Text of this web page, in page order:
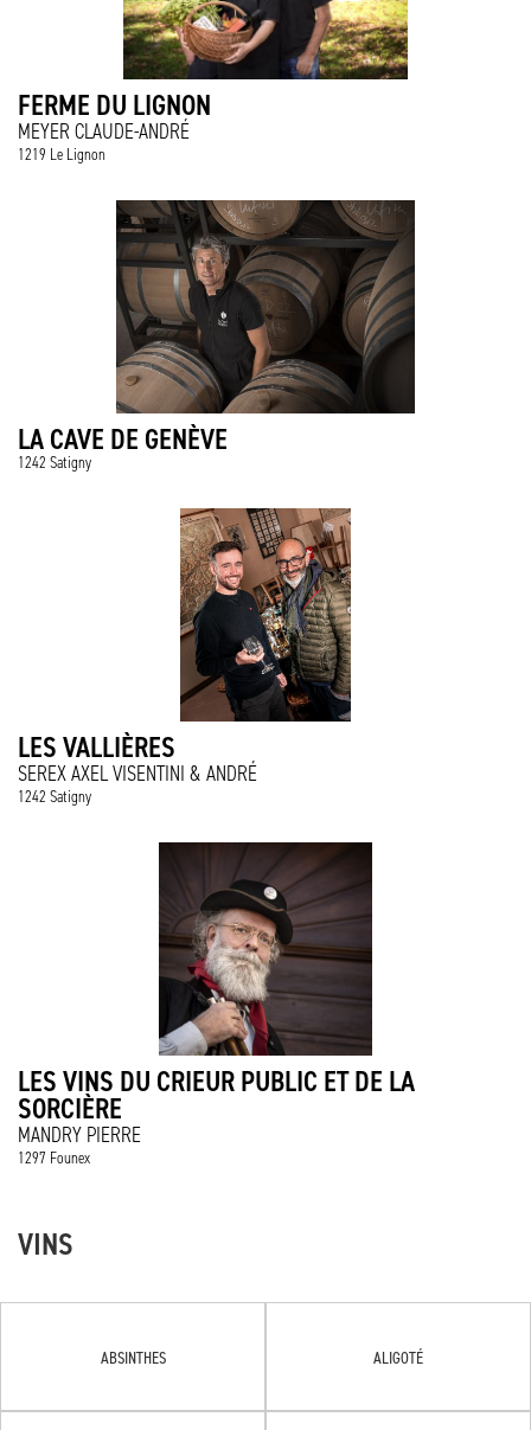
FERME DU LIGNON
MEYER CLAUDE-ANDRÉ
1219 Le Lignon
LA CAVE DE GENÈVE
1242 Satigny
LES VALLIÈRES
SEREX AXEL VISENTINI & ANDRÉ
1242 Satigny
LES VINS DU CRIEUR PUBLIC ET DE LA
SORCIÈRE
MANDRY PIERRE
1297 Founex
VINS
ABSINTHES ALIGOTÉ